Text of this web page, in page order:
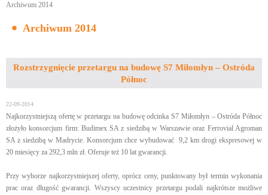
Archiwum 2014
Archiwum 2014
Rozstrzygnięcie przetargu na budowę S7 Miłomłyn – Ostróda
Północ
22-09-2014
Najkorzystniejszą ofertę w przetargu na budowę odcinka S7 Miłomłyn – Ostróda Północ
złożyło konsorcjum firm: Budimex SA z siedzibą w Warszawie oraz Ferrovial Agroman
SA z siedzibą w Madrycie. Konsorcjum chce wybudować 9,2 km drogi ekspresowej w
20 miesięcy za 292,3 mln zł. Oferuje też 10 lat gwarancji.
Przy wyborze najkorzystniejszej oferty, oprócz ceny, punktowany był termin wykonania
prac oraz długość gwarancji. Wszyscy uczestnicy przetargu podali najkrótsze możliwe